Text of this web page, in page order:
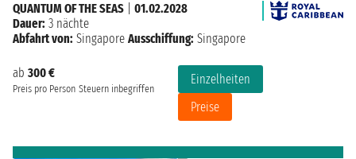
ab 300 €
Preis pro Person Steuern inbegriffen
Einzelheiten
Preise
QUANTUM OF THE SEAS
01.02.2028
Dauer: 3 nächte
Abfahrt von: Singapore Ausschiffung: Singapore